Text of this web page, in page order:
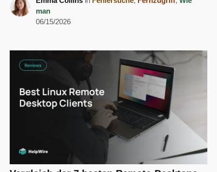
man
06/15/2026